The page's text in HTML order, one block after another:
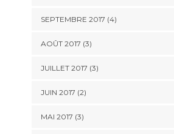
SEPTEMBRE 2017 (4)
AOÛT 2017 (3)
JUILLET 2017 (3)
JUIN 2017 (2)
MAI 2017 (3)